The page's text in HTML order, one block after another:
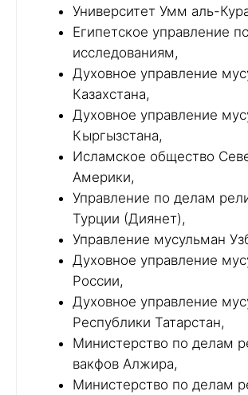
Университет Умм аль-
Египетское управление по
исследованиям,
Духовное управление
Казахстана,
Духовное управление
Кыргызстана,
Исламское общество
Америки,
Управление по делам
Турции (Диянет),
Управление мусульман
Духовное управление
России,
Духовное управление
Республики Татарстан,
Министерство по делам
вакфов Алжира,
Министерство по делам